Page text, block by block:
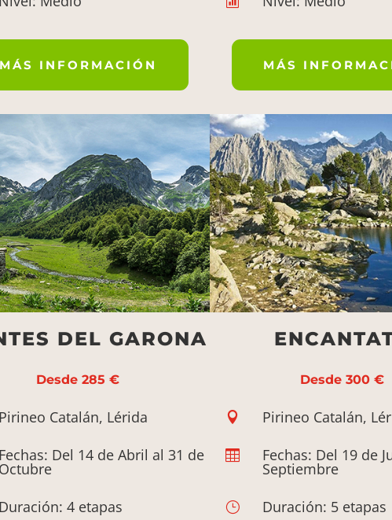
MÁS INFORMACIÓN MÁS
DEL GARONA
Desde 285 €
Pirineo Catalán, Lérida
Fechas: Del 14 de Abril al 31 de
Octubre
Duración: 4 etapas
Desde 300 €
 Pirineo Catalán,
 Fechas: Del 19 de
Septiembre
} Duración: 5 etapas